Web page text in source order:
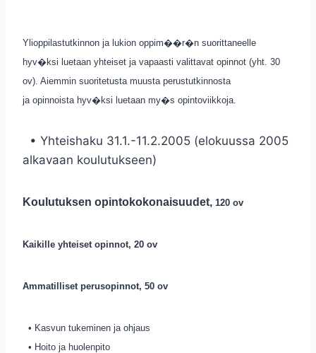
Ylioppilastutkinnon ja lukion oppim��r�n suorittaneelle
hyv�ksi luetaan yhteiset ja vapaasti valittavat opinnot (yht. 30
ov). Aiemmin suoritetusta muusta perustutkinnosta
ja opinnoista hyv�ksi luetaan my�s opintoviikkoja.
• Yhteishaku 31.1.-11.2.2005 (elokuussa 2005
alkavaan koulutukseen)
Koulutuksen opintokokonaisuudet, 120 ov
Kaikille yhteiset opinnot, 20 ov
Ammatilliset perusopinnot, 50 ov
• Kasvun tukeminen ja ohjaus
• Hoito ja huolenpito